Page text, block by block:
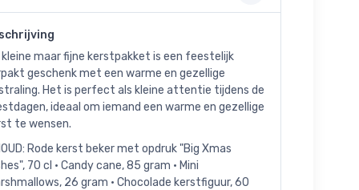
kleine maar fijne kerstpakket is een feestelijk
geschenk met een warme en gezellige
Het is perfect als kleine attentie tijdens de
ideaal om iemand een warme en gezellige
te wensen.
Rode kerst beker met opdruk "Big Xmas
70 cl • Candy cane, 85 gram • Mini
26 gram • Chocolade kerstfiguur, 60